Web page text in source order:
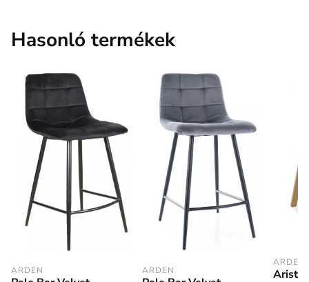
Hasonló termékek
ARDEN ARDEN
ARDEN
Aristo